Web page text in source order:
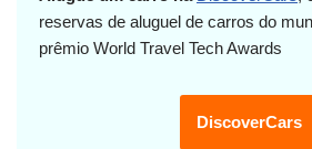
reservas de aluguel de carros do
prêmio World Travel Tech Awards
DiscoverCars